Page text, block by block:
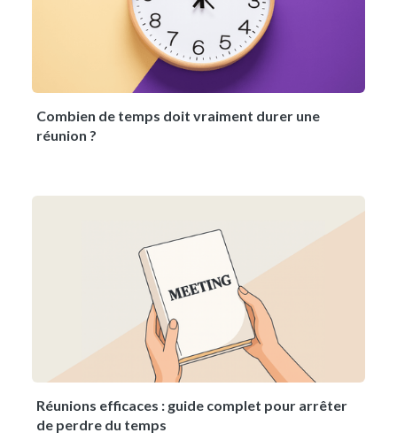
Combien de temps doit vraiment durer une
réunion ?
Réunions efficaces : guide complet pour arrêter
de perdre du temps